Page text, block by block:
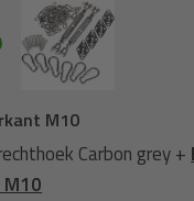
M10
Carbon grey +